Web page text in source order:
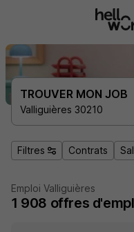
TROUVER MON JOB
Valliguières 30210
Filtres Contrats
Emploi Valliguières
1 908 offres